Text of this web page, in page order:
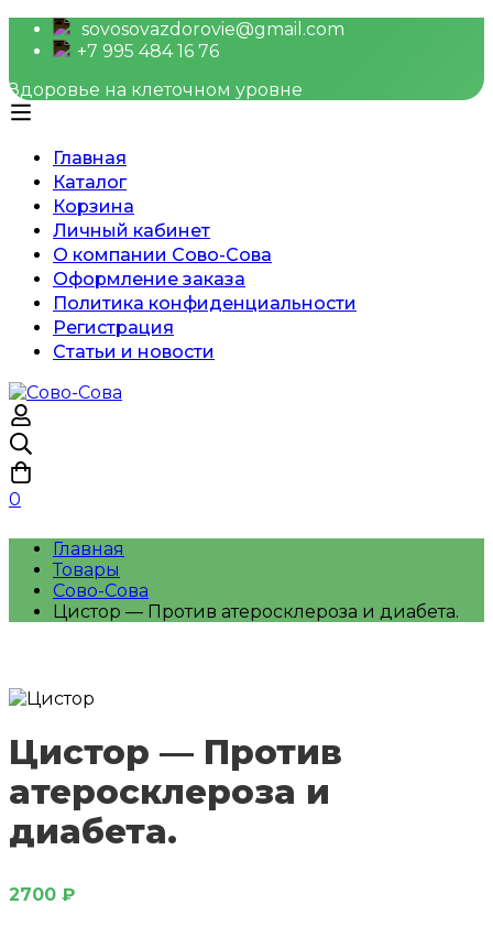
sovosovazdorovie@gmail.com
+7 995 484 16 76
Здоровье на клеточном уровне
Главная
Каталог
Корзина
Личный кабинет
О компании Сово-Сова
Оформление заказа
Политика конфиденциальности
Регистрация
Статьи и новости
0
Главная
Товары
Сово-Сова
Цистор — Против атеросклероза и диабета.
Цистор — Против
атеросклероза и
диабета.
2700 ₽